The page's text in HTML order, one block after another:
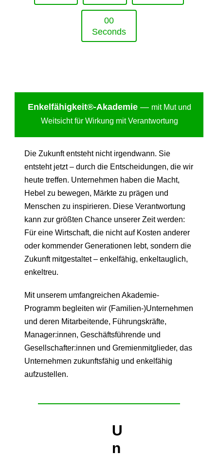
00
Seconds
Enkelfähigkeit®-Akademie — mit Mut und
Weitsicht für Wirkung mit Verantwortung
Die Zukunft entsteht nicht irgendwann. Sie
entsteht jetzt – durch die Entscheidungen, die wir
heute treffen. Unternehmen haben die Macht,
Hebel zu bewegen, Märkte zu prägen und
Menschen zu inspirieren. Diese Verantwortung
kann zur größten Chance unserer Zeit werden:
Für eine Wirtschaft, die nicht auf Kosten anderer
oder kommender Generationen lebt, sondern die
Zukunft mitgestaltet – enkelfähig, enkeltauglich,
enkeltreu.
Mit unserem umfangreichen Akademie-
Programm begleiten wir (Familien-)Unternehmen
und deren Mitarbeitende, Führungskräfte,
Manager:innen, Geschäftsführende und
Gesellschafter:innen und Gremienmitglieder, das
Unternehmen zukunftsfähig und enkelfähig
aufzustellen.
U
n